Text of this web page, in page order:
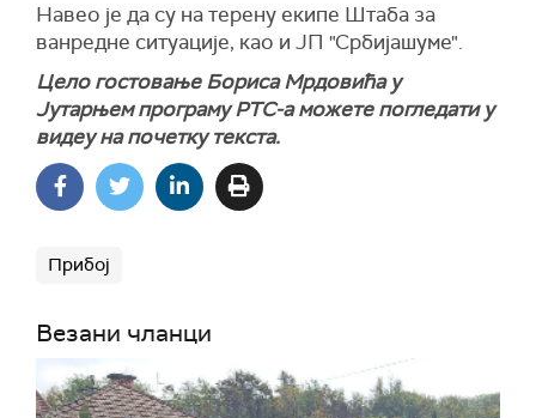
Навео је да су на терену екипе Штаба за
ванредне ситуације, као и ЈП "Србијашуме".
Цело гостовање Бориса Мрдовића у
Јутарњем програму РТС-а можете погледати у
видеу на почетку текста.
Прибој
Везани чланци